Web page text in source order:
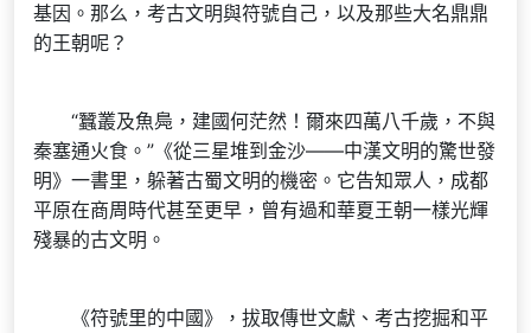
基因。那么，考古文明與符號自己，以及那些大名鼎鼎
的王朝呢？
“蠶叢及魚鳧，建國何茫然！爾來四萬八千歲，不與
秦塞通火食。”《從三星堆到金沙——中漢文明的驚世發
明》一書里，躲著古蜀文明的機密。它告知眾人，成都
平原在商周時代甚至更早，曾有過和華夏王朝一樣光輝
殘暴的古文明。
《符號里的中國》，拔取傳世文獻、考古挖掘和平